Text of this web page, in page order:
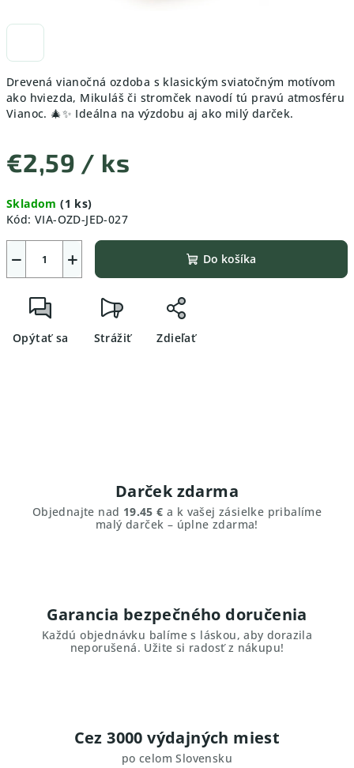
Drevená vianočná ozdoba s klasickým sviatočným motívom
ako hviezda, Mikuláš či stromček navodí tú pravú atmosféru
Vianoc. 🎄✨ Ideálna na výzdobu aj ako milý darček.
€2,59 / ks
cena:
Skladom(1 ks)
Kód: VIA-OZD-JED-027
+
− Do košíka
Opýtať sa Strážiť Zdieľať
Darček zdarma
Objednajte nad 19.45 € a k vašej zásielke pribalíme
malý darček – úplne zdarma!
Garancia bezpečného doručenia
Každú objednávku balíme s láskou, aby dorazila
neporušená. Užite si radosť z nákupu!
Cez 3000 výdajných miest
po celom Slovensku